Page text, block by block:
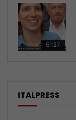
51:27
ITALPRESS